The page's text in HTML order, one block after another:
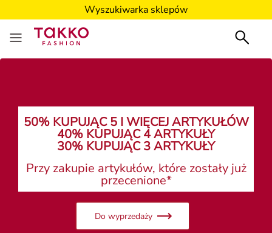
Wyszukiwarka sklepów
50% KUPUJĄC 5 I WIĘCEJ ARTYKUŁÓW
40% KUPUJĄC 4 ARTYKUŁY
30% KUPUJĄC 3 ARTYKUŁY
Przy zakupie artykułów, które zostały już
przecenione*
Do wyprzedaży